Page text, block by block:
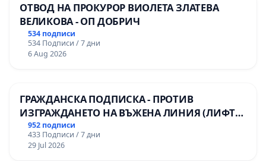
ОТВОД НА ПРОКУРОР ВИОЛЕТА ЗЛАТЕВА
ВЕЛИКОВА - ОП ДОБРИЧ
534 подписи
534 Подписи / 7 дни
6 Aug 2026
ГРАЖДАНСКА ПОДПИСКА - ПРОТИВ
ИЗГРАЖДАНЕТО НА ВЪЖЕНА ЛИНИЯ (ЛИФТ)
НА ТЕРИТОРИЯТА НА ПРИРОДНА
ЗАБЕЛЕЖИТЕЛНОСТ „ХЪЛМ НА
ОСВОБОДИТЕЛИТЕ“ (БУНАРДЖИК)
952 подписи
433 Подписи / 7 дни
29 Jul 2026